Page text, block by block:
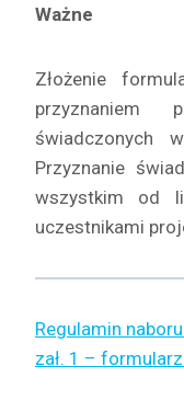
Ważne
Złożenie
świadczonych
Przyznanie
wszystkim od
uczestnikami
Regulamin
zał. 1 –